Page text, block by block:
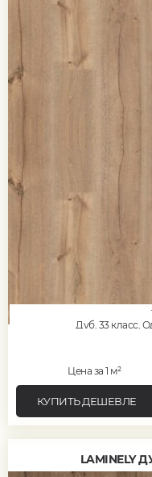
Дуб, 33 класс,
Цена за 1 м²
КУПИТЬ ДЕШЕВЛЕ
LAMINELY